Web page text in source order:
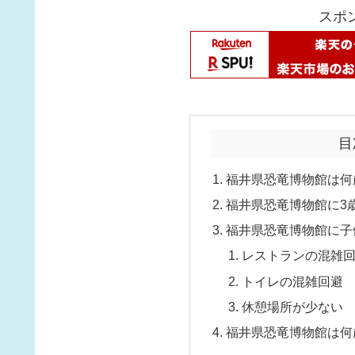
スポ
福井県恐竜博物館は
福井県恐竜博物館に3
福井県恐竜博物館に
レストランの混雑
トイレの混雑回避
休憩場所が少ない
福井県恐竜博物館は